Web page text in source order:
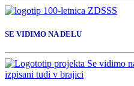
SE VIDIMO NA DELU